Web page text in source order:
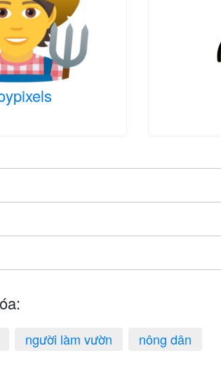
người làm vườn nông dân